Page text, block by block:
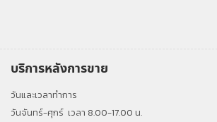
บริการหลังการขาย
วันและเวลาทำการ
วันจันทร์-ศุกร์ เวลา 8.00-17.00 น.